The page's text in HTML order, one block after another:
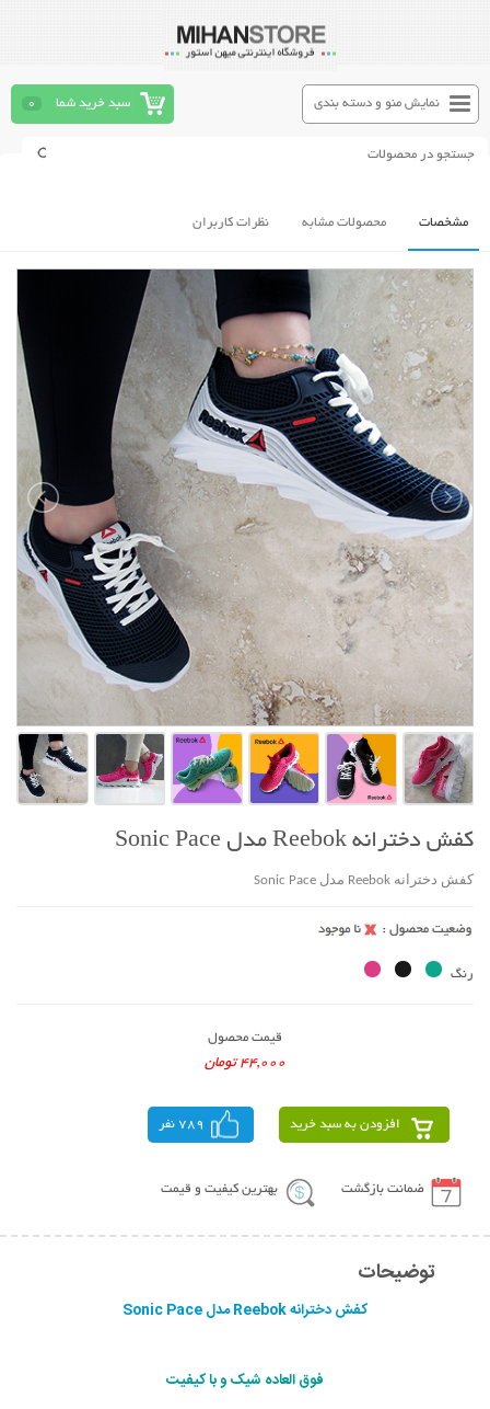
سبد خرید شما 0 نمایش منو و دسته بندی
مشخصات محصولات مشابه نظرات کاربران
کفش دخترانه Reebok مدل Sonic Pace
کفش دخترانه Reebok مدل Sonic Pace
رنگ
قیمت محصول
44,000 تومان
افزودن به سبد خرید 789 نفر
ضمانت بازگشت بهترین کیفیت و قیمت
توضیحات
کفش دخترانه Reebok مدل Sonic Pace
فوق العاده شیک و با کیفیت